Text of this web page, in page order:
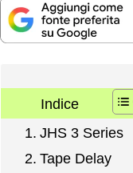
Indice
JHS 3 Series
Tape Delay